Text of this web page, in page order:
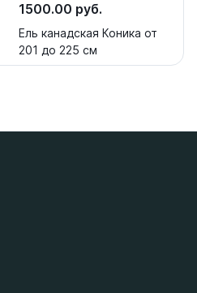
1500.00 руб.
Ель канадская Коника от
201 до 225 см